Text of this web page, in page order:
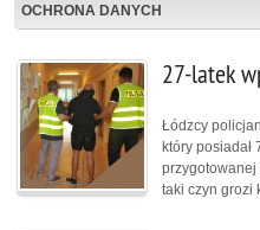
OCHRONA DANYCH
27-latek
Łódzcy
który posiadał
przygotowanej
taki czyn grozi